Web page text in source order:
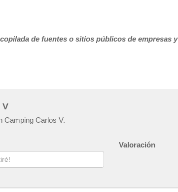
de fuentes o sitios públicos de empresas y
V
Camping Carlos V.
Valoración